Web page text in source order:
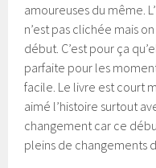
amoureuses du même.
n’est pas clichée mais
début. C’est pour ça
parfaite pour les
facile. Le livre est court
aimé l’histoire surtout
changement car ce
pleins de changements